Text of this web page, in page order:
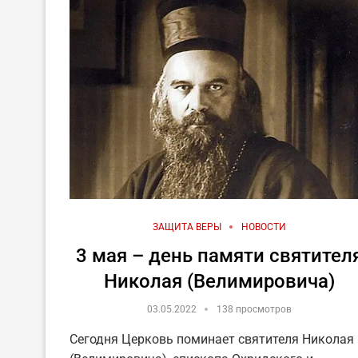
ЗАЩИТА ВЕРЫ НОВОСТИ
3 мая – день памяти
Николая (Велимировича)
03.05.2022 138 просмотров
Сегодня Церковь поминает святителя Николая